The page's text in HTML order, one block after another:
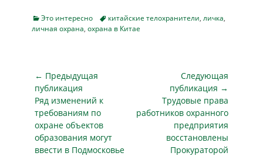
но заявок не
поступило ни…
появилась
информация о
Categories
Это интересно Tagsкитайские телохранители, личка,
личная охрана, охрана в Китае
Навигация
по
записям
← Предыдущая
публикация
Предыдущая
публикация
Ряд изменений к
требованиям по
охране объектов
образования могут
ввести в Подмосковье
Следующая
публикация →
Следующая
публикация
Трудовые права
работников охранного
предприятия
восстановлены
Прокураторой